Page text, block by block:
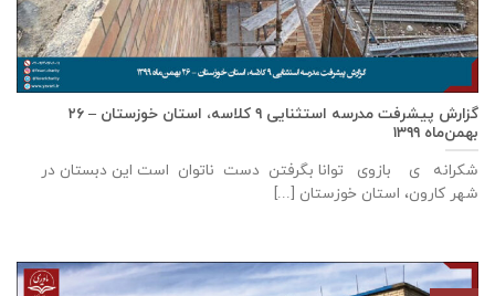
گزارش پيشرفت مدرسه استثنايی ٩ كلاسه، استان خوزستان – ۲۶
بهمن‌ماه ۱۳۹۹
شکرانه ی بازوی توانا بگرفتن دست ناتوان است این دبستان در
شهر كارون، استان خوزستان [...]